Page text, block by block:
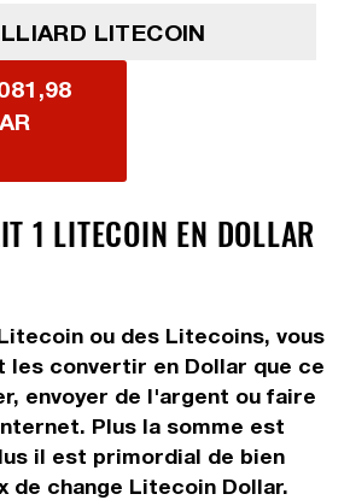
LITECOIN
1 LITECOIN EN DOLLAR
ou des Litecoins, vous
les convertir en Dollar que ce
envoyer de l'argent ou faire
Plus la somme est
il est primordial de bien
de change Litecoin Dollar.